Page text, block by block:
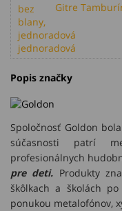
Gitre
jednoradová
Popis značky
Spoločnosť Goldon
súčasnosti patrí
profesionálnych
pre deti. Produkty
škôlkach a školách
ponukou metalofónov,